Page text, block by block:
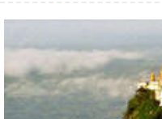
+13